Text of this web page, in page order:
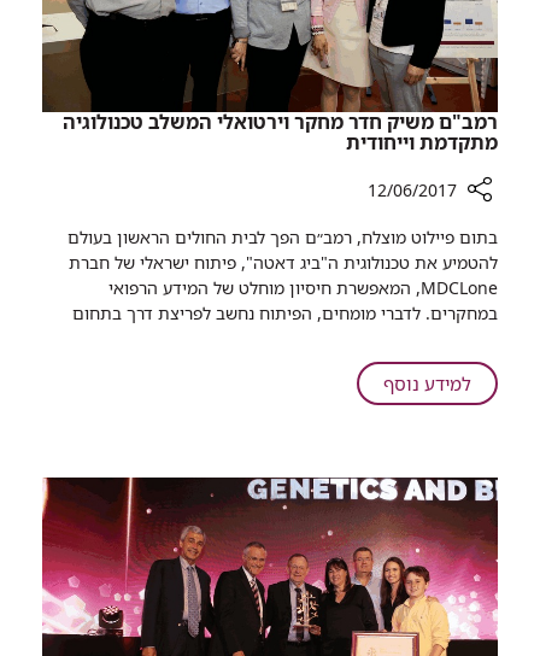
רמב"ם משיק חדר מחקר וירטואלי המשלב טכנולוגיה
מתקדמת וייחודית
שיתוף
רמב"ם
משיק
חדר
וירטואלי
המשלב
וייחודית
12/06/2017
בתום פיילוט מוצלח, רמב״ם הפך לבית החולים הראשון בעולם
להטמיע את טכנולוגית ה"ביג דאטה", פיתוח ישראלי של חברת
MDCLone, המאפשרת חיסיון מוחלט של המידע הרפואי
במחקרים. לדברי מומחים, הפיתוח נחשב לפריצת דרך בתחום
למידע נוסףעל
רמב"ם
מחקר
וירטואלי
המשלב
טכנולוגיה
מתקדמת
וייחודית